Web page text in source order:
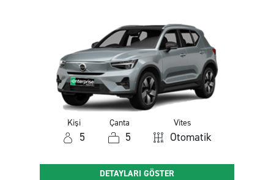
Kişi
5
Çanta
5
Vites
Otomatik
DETAYLARI GÖSTER